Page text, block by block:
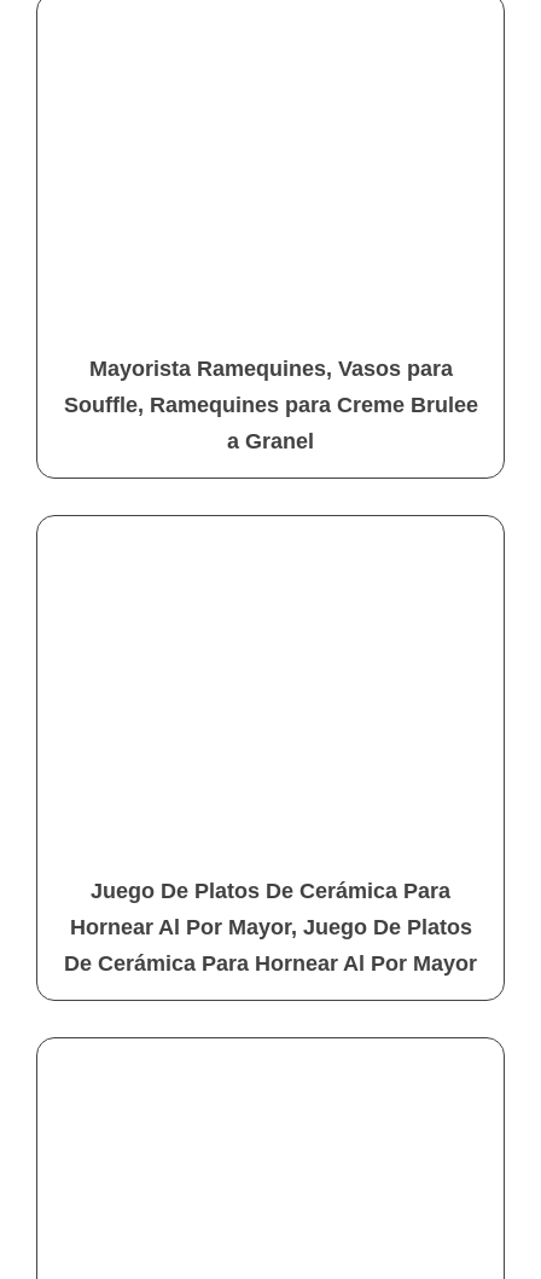
Mayorista Ramequines, Vasos para
Souffle, Ramequines para Creme Brulee
a Granel
Juego De Platos De Cerámica Para
Hornear Al Por Mayor, Juego De Platos
De Cerámica Para Hornear Al Por Mayor